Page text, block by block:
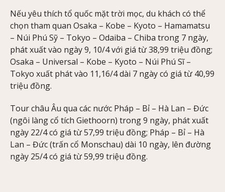
Nếu yêu thích tổ quốc mặt trời mọc, du khách có thể
chọn tham quan Osaka – Kobe – Kyoto – Hamamatsu
– Núi Phú Sỹ – Tokyo – Odaiba – Chiba trong 7 ngày,
phát xuất vào ngày 9, 10/4 với giá từ 38,99 triệu đồng;
Osaka – Universal – Kobe – Kyoto – Núi Phú Sĩ –
Tokyo xuất phát vào 11,16/4 dài 7 ngày có giá từ 40,99
triệu đồng.
Tour châu Âu qua các nước Pháp – Bỉ – Hà Lan – Đức
(ngôi làng cổ tích Giethoorn) trong 9 ngày, phát xuất
ngày 22/4 có giá từ 57,99 triệu đồng; Pháp – Bỉ – Hà
Lan – Đức (trấn cổ Monschau) dài 10 ngày, lên đường
ngày 25/4 có giá từ 59,99 triệu đồng.